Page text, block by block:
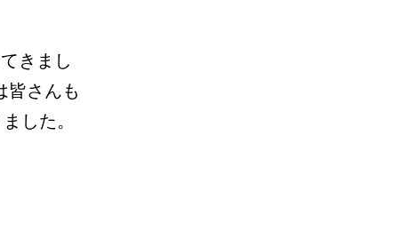
きまし
皆さんも
した。